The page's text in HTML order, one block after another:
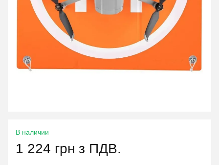
В наличии
1 224 грн з ПДВ.